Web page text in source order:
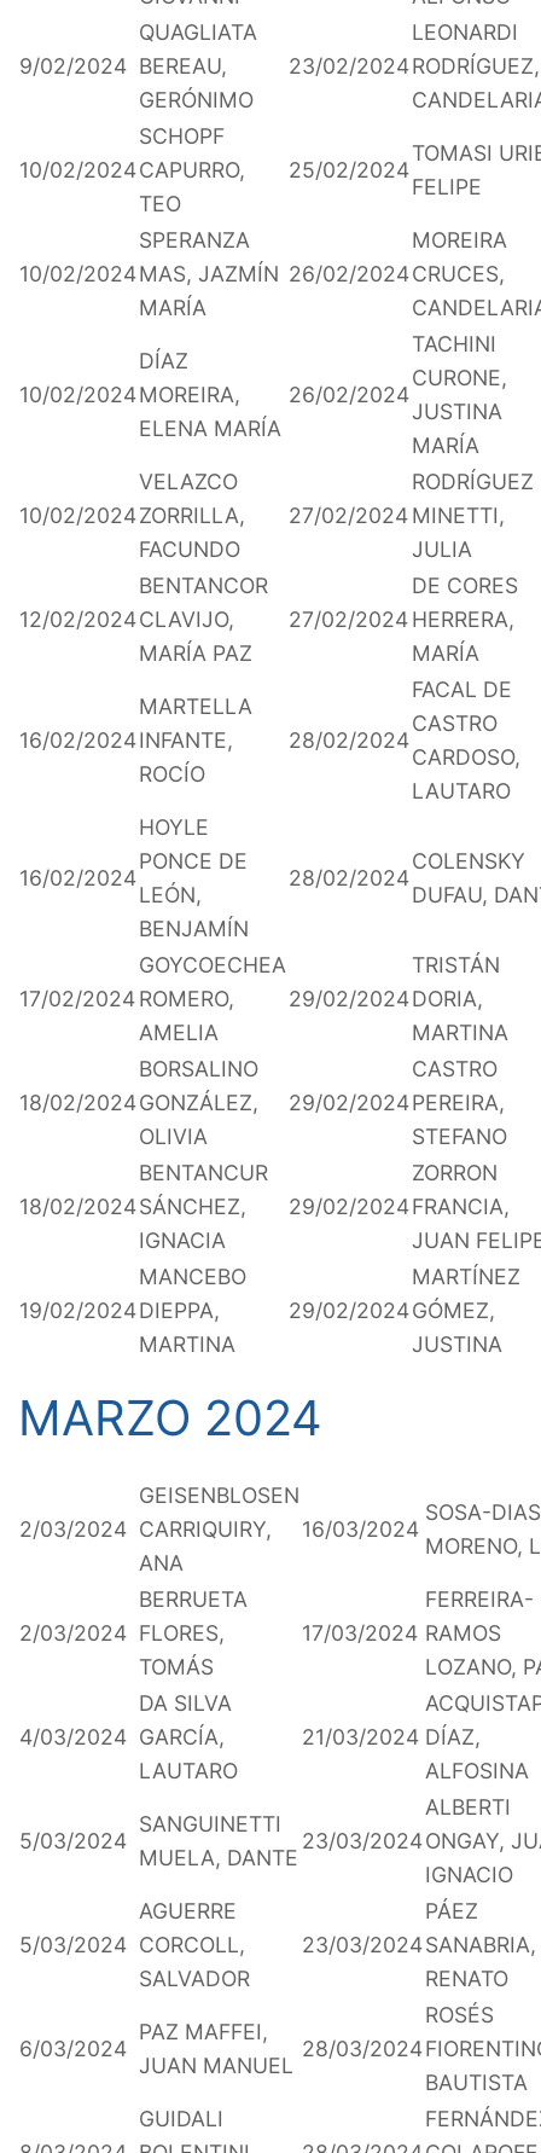
9/02/2024
QUAGLIATA
BEREAU,
GERÓNIMO
23/02/2024
LEONARDI
RODRÍGUEZ,
10/02/2024
SCHOPF
CAPURRO,
TEO
25/02/2024
TOMASI
FELIPE
10/02/2024
SPERANZA
MAS, JAZMÍN
MARÍA
26/02/2024
MOREIRA
CRUCES,
10/02/2024
DÍAZ
MOREIRA,
ELENA MARÍA
26/02/2024
TACHINI
CURONE,
JUSTINA
MARÍA
10/02/2024
VELAZCO
ZORRILLA,
FACUNDO
27/02/2024
RODRÍGUEZ
MINETTI,
JULIA
12/02/2024
BENTANCOR
CLAVIJO,
MARÍA PAZ
27/02/2024
DE CORES
HERRERA,
MARÍA
16/02/2024
MARTELLA
INFANTE,
ROCÍO
28/02/2024
FACAL DE
CASTRO
CARDOSO,
LAUTARO
16/02/2024
HOYLE
PONCE DE
LEÓN,
BENJAMÍN
28/02/2024
COLENSKY
DUFAU,
17/02/2024
GOYCOECHEA
ROMERO,
AMELIA
29/02/2024
TRISTÁN
DORIA,
MARTINA
18/02/2024
BORSALINO
GONZÁLEZ,
OLIVIA
29/02/2024
CASTRO
PEREIRA,
STEFANO
18/02/2024
BENTANCUR
SÁNCHEZ,
IGNACIA
29/02/2024
ZORRON
FRANCIA,
JUAN
19/02/2024
MANCEBO
DIEPPA,
MARTINA
29/02/2024
MARTÍNEZ
GÓMEZ,
JUSTINA
MARZO 2024
2/03/2024
GEISENBLOSEN
CARRIQUIRY,
ANA
16/03/2024
SOSA-DIAS
MORENO,
2/03/2024
BERRUETA
FLORES,
TOMÁS
17/03/2024
FERREIRA-
RAMOS
LOZANO,
4/03/2024
DA SILVA
GARCÍA,
LAUTARO
21/03/2024 DÍAZ,
ALFOSINA
5/03/2024
SANGUINETTI
MUELA, DANTE
23/03/2024
ALBERTI
ONGAY,
IGNACIO
5/03/2024
AGUERRE
CORCOLL,
SALVADOR
23/03/2024
PÁEZ
SANABRIA,
RENATO
6/03/2024
PAZ MAFFEI,
JUAN MANUEL
28/03/2024
ROSÉS
BAUTISTA
GUIDALI